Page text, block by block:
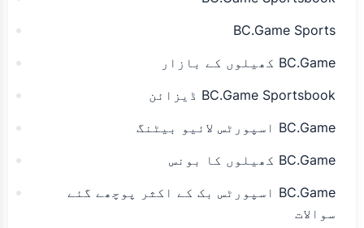
BC.Game Sports
BC.Game کھیلوں کے بازار
BC.Game Sportsbook ڈیزائن
BC.Game اسپورٹس لائیو بیٹنگ
BC.Game کھیلوں کا بونس
BC.Game اسپورٹس بک کے اکثر پوچھے گئے
سوالات